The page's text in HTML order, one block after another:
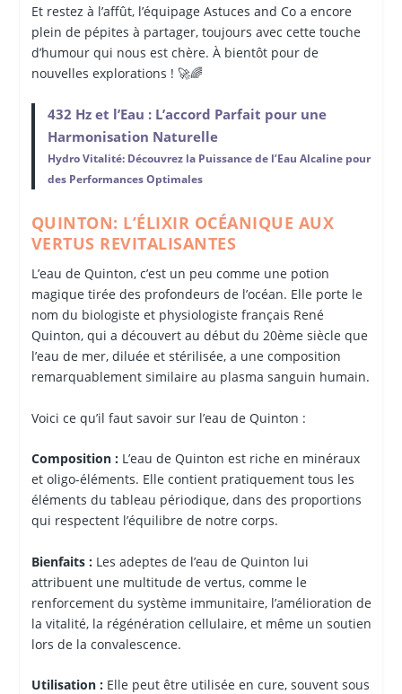
Et restez à l’affût, l’équipage Astuces and Co a encore
plein de pépites à partager, toujours avec cette touche
d’humour qui nous est chère. À bientôt pour de
nouvelles explorations ! 🚀🌈
432 Hz et l’Eau : L’accord Parfait pour une
Harmonisation Naturelle
Hydro Vitalité: Découvrez la Puissance de l’Eau Alcaline pour
des Performances Optimales
QUINTON: L’ÉLIXIR OCÉANIQUE AUX
VERTUS REVITALISANTES
L’eau de Quinton, c’est un peu comme une potion
magique tirée des profondeurs de l’océan. Elle porte le
nom du biologiste et physiologiste français René
Quinton, qui a découvert au début du 20ème siècle que
l’eau de mer, diluée et stérilisée, a une composition
remarquablement similaire au plasma sanguin humain.
Voici ce qu’il faut savoir sur l’eau de Quinton :
Composition :L’eau de Quinton est riche en minéraux
et oligo-éléments. Elle contient pratiquement tous les
éléments du tableau périodique, dans des proportions
qui respectent l’équilibre de notre corps.
Bienfaits :Les adeptes de l’eau de Quinton lui
attribuent une multitude de vertus, comme le
renforcement du système immunitaire, l’amélioration de
la vitalité, la régénération cellulaire, et même un soutien
lors de la convalescence.
Utilisation :Elle peut être utilisée en cure, souvent sous